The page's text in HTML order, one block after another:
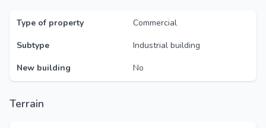
Type of property
Commercial
Subtype
Industrial building
New building
No
Terrain